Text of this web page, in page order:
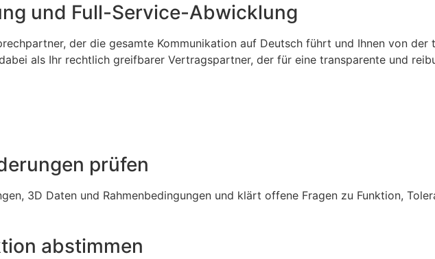
und Full-Service-Abwicklung
der die gesamte Kommunikation auf Deutsch führt und Ihnen von
als Ihr rechtlich greifbarer Vertragspartner, der für eine transparente und
prüfen
3D Daten und Rahmenbedingungen und klärt offene Fragen zu Funktion,
abstimmen